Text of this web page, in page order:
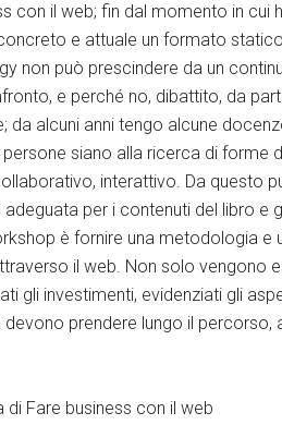
con il web; fin dal momento in
e attuale un formato
non può prescindere da un
e perché no, dibattito, da
da alcuni anni tengo alcune
siano alla ricerca di forme
interattivo. Da questo
adeguata per i contenuti del libro e
è fornire una metodologia
il web. Non solo vengono
gli investimenti, evidenziati gli
prendere lungo il percorso,